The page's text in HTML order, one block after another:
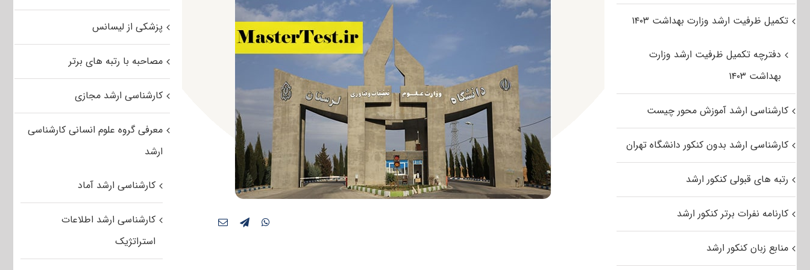
پزشکی از لیسانس
مصاحبه با رتبه های برتر
کارشناسی ارشد مجازی
معرفی گروه علوم انسانی کارشناسی
ارشد
کارشناسی ارشد آماد
کارشناسی ارشد اطلاعات
استراتژیک
تکمیل ظرفیت ارشد وزارت بهداشت ۱۴۰۳
دفترچه تکمیل ظرفیت ارشد وزارت
بهداشت ۱۴۰۳
کارشناسی ارشد آموزش محور چیست
کارشناسی ارشد بدون کنکور دانشگاه تهران
رتبه های قبولی کنکور ارشد
کارنامه نفرات برتر کنکور ارشد
منابع زبان کنکور ارشد